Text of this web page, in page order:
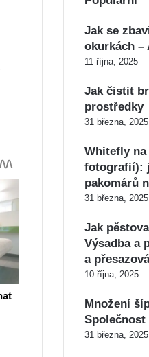
Jak se
okurkách –
11 října, 2025
Jak čistit
prostředky
31 března, 2025
Whitefly
fotografií):
pakomárů
31 března, 2025
Jak
Výsadba a
a
10 října, 2025
Množení
Společnost
31 března, 2025